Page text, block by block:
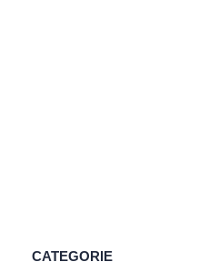
CATEGORIE